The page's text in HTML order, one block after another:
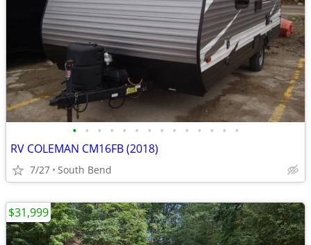
• • • • • • • • • • • • • •
RV COLEMAN CM16FB (2018)
7/27 South Bend
$31,999